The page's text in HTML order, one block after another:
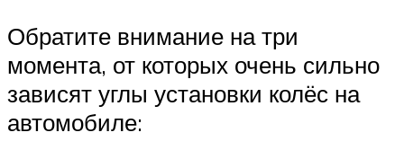
Обратите внимание на три
момента, от которых очень сильно
зависят углы установки колёс на
автомобиле: